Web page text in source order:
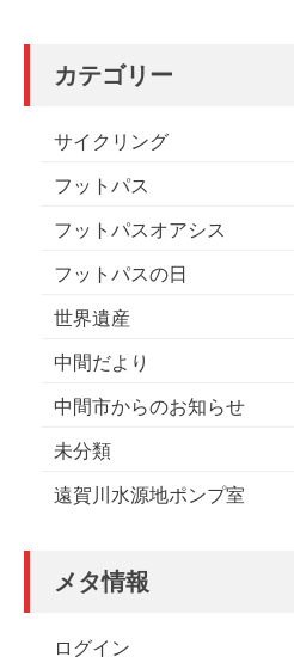
カテゴリー
サイクリング
フットパス
フットパスオアシス
フットパスの日
世界遺産
中間だより
中間市からのお知らせ
未分類
遠賀川水源地ポンプ室
メタ情報
ログイン